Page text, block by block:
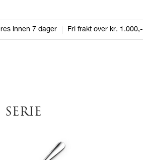
innen 7 dager Fri frakt over kr. 1.000,-